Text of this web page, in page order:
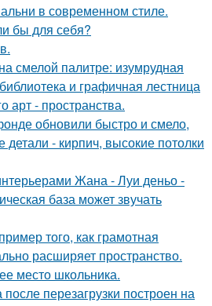
в современном стиле.
бы для себя?
смелой палитре: изумрудная
и графичная лестница
арт - пространства.
обновили быстро и смело,
детали - кирпич, высокие потолки
Жана - Луи деньо -
база может звучать
того, как грамотная
расширяет пространство.
место школьника.
перезагрузки построен на